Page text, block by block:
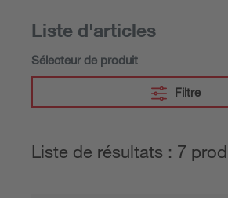
Liste d'articles
Sélecteur de produit
Filtre
Liste de résultats : 7